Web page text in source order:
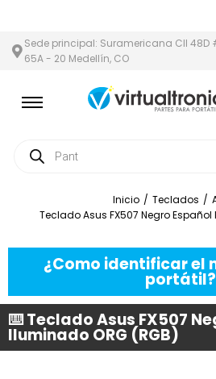
Sede principal: Suramericana Cll 48D
65A - 20 Medellín, CO
Inicio / Teclados /
Teclado Asus FX507 Negro
¿Como identificar el
portátil?
⌨️ Teclado Asus FX507
Iluminado ORG (RGB)